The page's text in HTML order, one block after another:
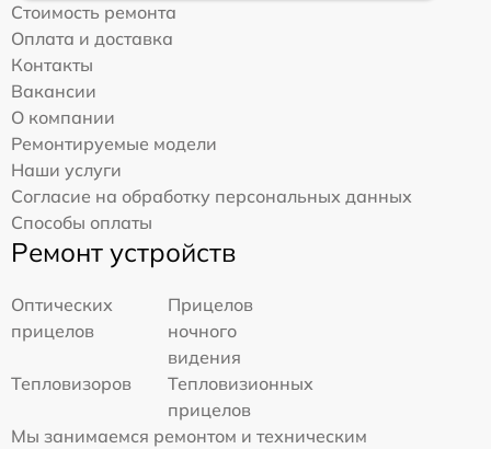
Стоимость ремонта
Оплата и доставка
Контакты
Вакансии
О компании
Ремонтируемые модели
Наши услуги
Согласие на обработку персональных данных
Способы оплаты
Ремонт устройств
Оптических
прицелов
Прицелов
ночного
видения
Тепловизоров
Тепловизионных
прицелов
Мы занимаемся ремонтом и техническим